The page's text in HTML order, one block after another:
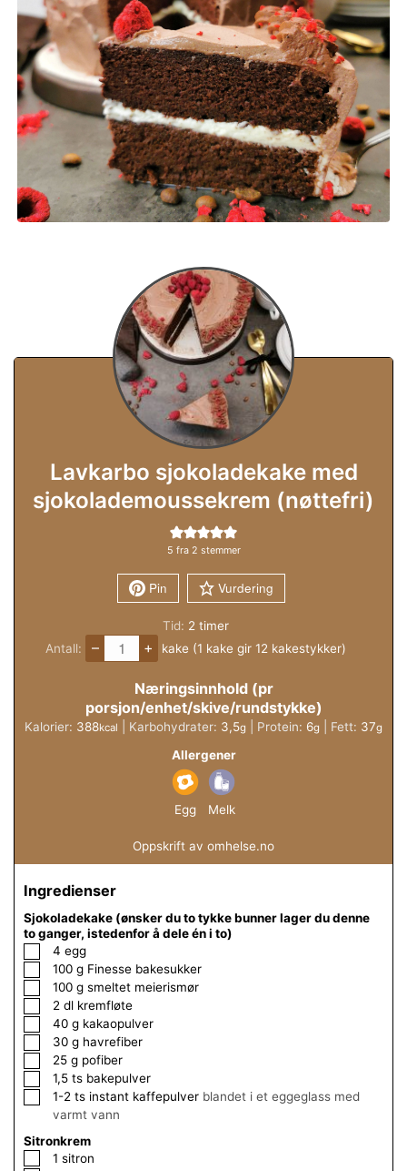
Lavkarbo sjokoladekake med
sjokolademoussekrem (nøttefri)
5 fra 2 stemmer
Pin Vurdering
Tid: 2 timer
timer
Antall:
– + kake (1 kake gir 12 kakestykker)
Næringsinnhold (pr
porsjon/enhet/skive/rundstykke)
Kalorier: 388kcal Karbohydrater: 3,5g Protein: 6g Fett: 37g
Allergener
Egg Melk
Oppskrift av omhelse.no
Ingredienser
Sjokoladekake (ønsker du to tykke bunner lager du denne
to ganger, istedenfor å dele én i to)
▢
4 egg
▢
100 g Finesse bakesukker
▢
100 g smeltet meierismør
▢2 dl kremfløte
▢
40 g kakaopulver
▢30 g havrefiber
▢25 g pofiber
▢
1,5 ts bakepulver
▢
1-2 ts instant kaffepulver blandet i et eggeglass med
varmt vann
Sitronkrem
▢
1 sitron